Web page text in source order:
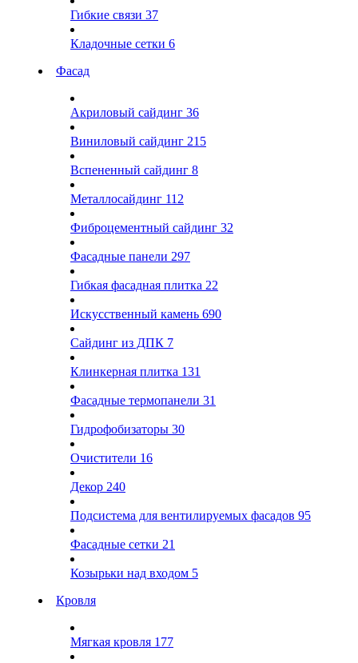
Гибкие связи 37
Кладочные сетки 6
Фасад
Акриловый сайдинг 36
Виниловый сайдинг 215
Вспененный сайдинг 8
Металлосайдинг 112
Фиброцементный сайдинг 32
Фасадные панели 297
Гибкая фасадная плитка 22
Искусственный камень 690
Сайдинг из ДПК 7
Клинкерная плитка 131
Фасадные термопанели 31
Гидрофобизаторы 30
Очистители 16
Декор 240
Подсистема для вентилируемых фасадов 95
Фасадные сетки 21
Козырьки над входом 5
Кровля
Мягкая кровля 177